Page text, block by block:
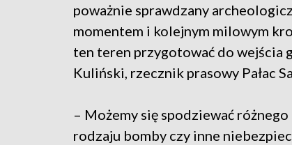
poważnie sprawdzany
momentem i kolejnym milowym
ten teren przygotować do wejścia
Kuliński, rzecznik prasowy Pałac
– Możemy się spodziewać
rodzaju bomby czy inne